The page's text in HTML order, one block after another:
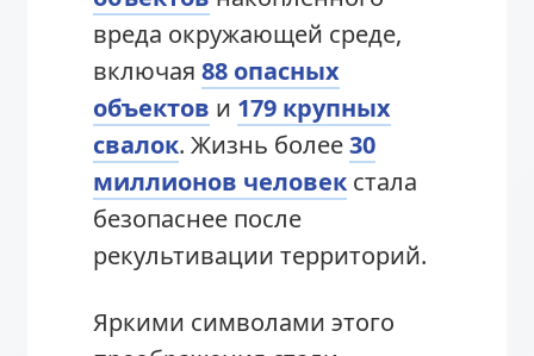
вреда окружающей среде,
включая 88 опасных
объектов и 179 крупных
свалок. Жизнь более30
миллионов человекстала
безопаснее после
рекультивации территорий.
Яркими символами этого